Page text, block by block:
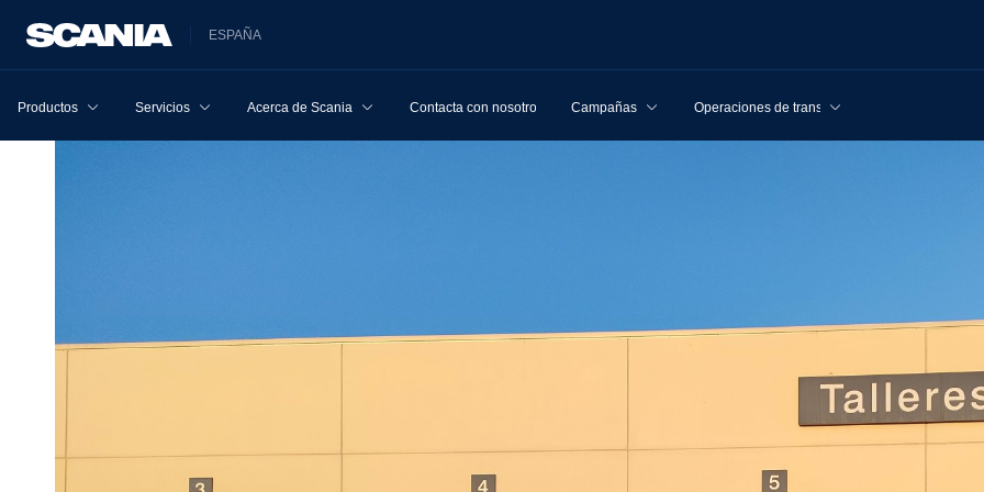
ESPAÑA
Productos Servicios Acerca de Scania Contacta con nosotros Campañas Operaciones de transporte